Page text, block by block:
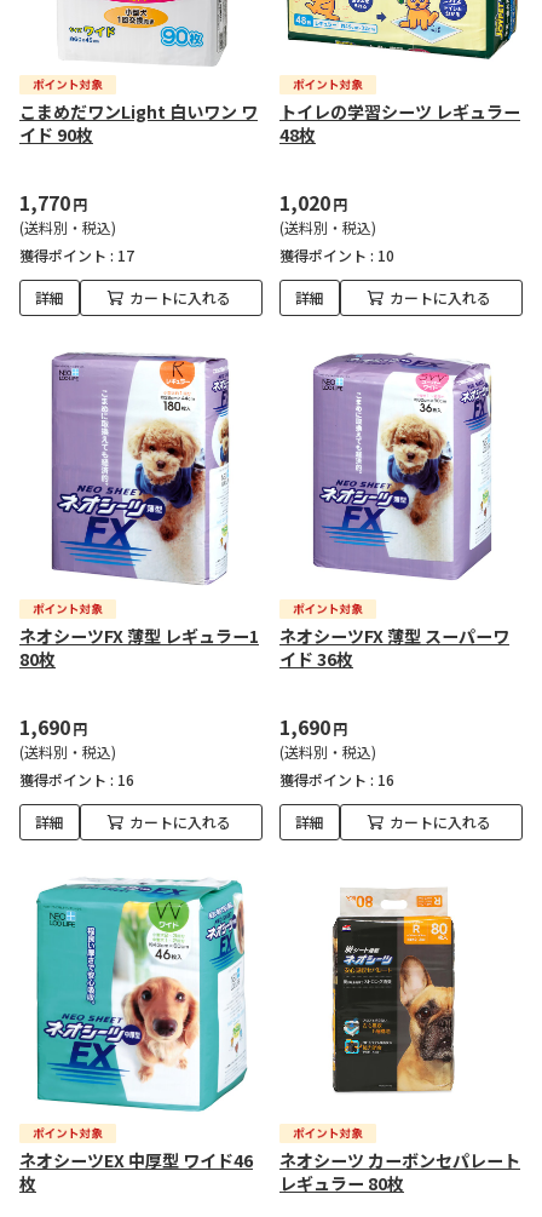
こまめだワンLight 白いワン ワ
イド 90枚
1,770円
(送料別・税込)
獲得ポイント : 17
詳細 カートに入れる
トイレの学習シーツ レギュラー
48枚
1,020円
(送料別・税込)
獲得ポイント : 10
詳細 カートに入れる
ネオシーツFX 薄型 レギュラー1
80枚
1,690円
(送料別・税込)
獲得ポイント : 16
詳細 カートに入れる
ネオシーツFX 薄型 スーパーワ
イド 36枚
1,690円
(送料別・税込)
獲得ポイント : 16
詳細 カートに入れる
ネオシーツEX 中厚型 ワイド46
枚
ネオシーツ カーボンセパレート
レギュラー 80枚